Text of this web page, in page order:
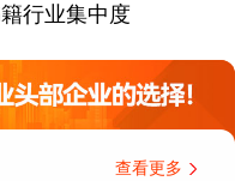
行业集中度
查看更多